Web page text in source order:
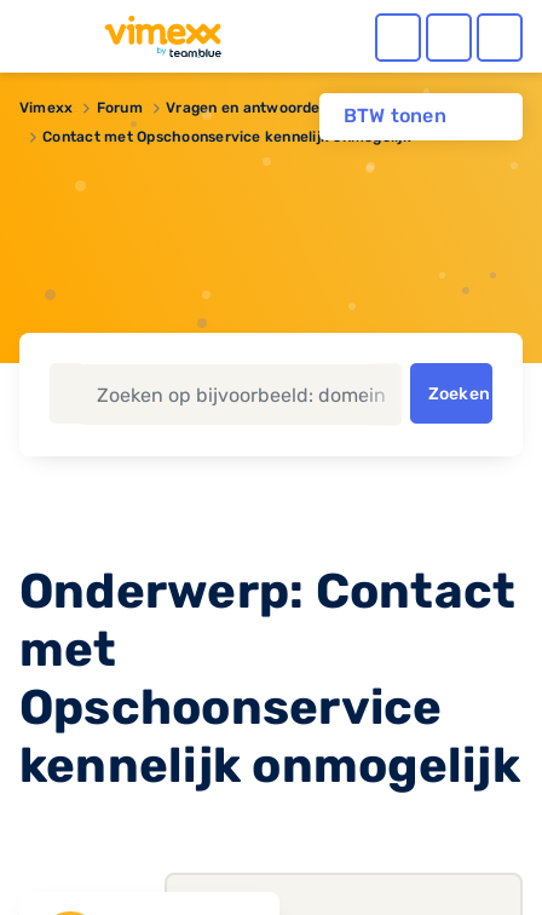
BTW tonen
Vimexx Forum
Vragen en antwoorden
Contact met Opschoonservice kennelijk onmogelijk
Zoeken
Onderwerp: Contact
met
Opschoonservice
kennelijk onmogelijk